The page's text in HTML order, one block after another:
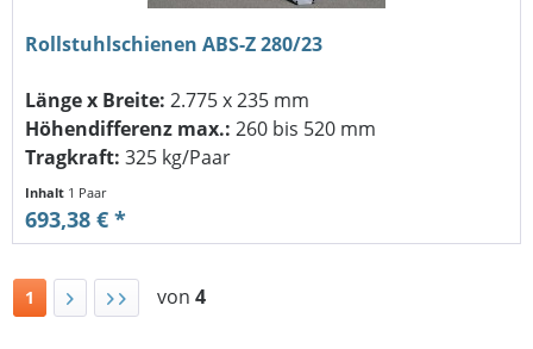
Rollstuhlschienen ABS-Z 280/23
Länge x Breite: 2.775 x 235 mm
Höhendifferenz max.: 260 bis 520 mm
Tragkraft: 325 kg/Paar
Inhalt 1 Paar
693,38 € *
1 von 4